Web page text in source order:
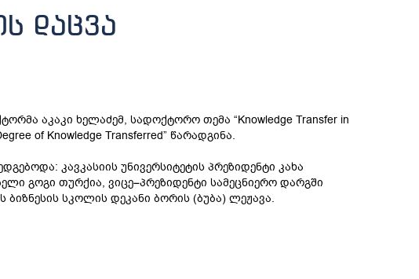
დაცვა
აკაკი ხელაძემ, სადოქტორო თემა “Knowledge Transfer in
of Knowledge Transferred” წარადგინა.
კავკასიის უნივერსიტეტის პრეზიდენტი კახა
გოგი თურქია, ვიცე–პრეზიდენტი სამეცნიერო დარგში
ბიზნესის სკოლის დეკანი ბორის (ბუბა) ლეჟავა.